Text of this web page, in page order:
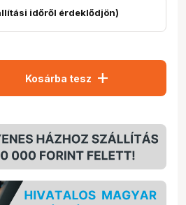
időről érdeklődjön)
Kosárba tesz add